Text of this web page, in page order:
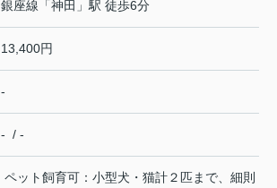
銀座線 「神田 」駅 徒歩6分
13,400円
-
- / -
ペット飼育可：小型犬・猫計２匹まで、細則